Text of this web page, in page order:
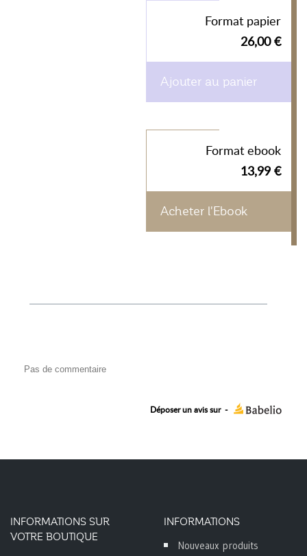
Format papier
26,00 €
Ajouter au panier
Format ebook
13,99 €
Acheter l'Ebook
Pas de commentaire
Déposer un avis sur -
INFORMATIONS SUR
VOTRE BOUTIQUE
INFORMATIONS
Nouveaux produits